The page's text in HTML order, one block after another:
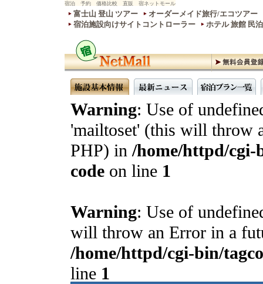
宿泊 予約 価格比較 直販 宿ネットモール
富士山 登山 ツアー
オーダーメイド旅行/エコツアー
宿泊施設向けサイトコントローラー
ホテル 旅館 民
Warning: Use of
'mailtoset' (this will throw
PHP) in/home/httpd/cgi-
code on line 1
Warning: Use of
will throw an Error in a
/home/httpd/cgi-bin/
line 1